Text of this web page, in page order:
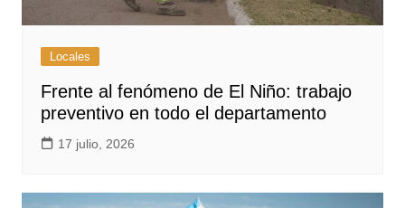
Locales
Frente al fenómeno de El Niño: trabajo
preventivo en todo el departamento
17 julio, 2026